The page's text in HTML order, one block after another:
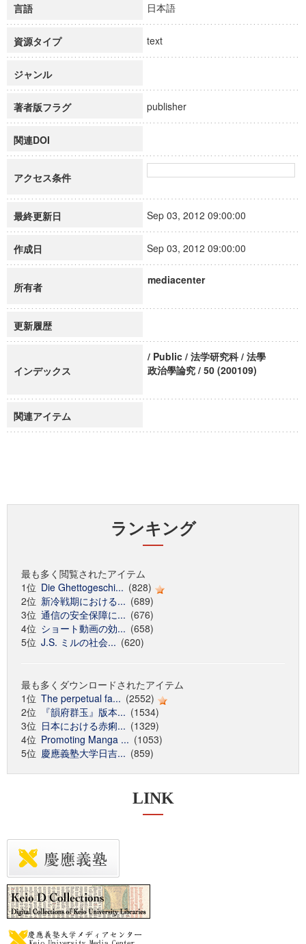
言語 日本語
資源タイプ text
ジャンル
著者版フラグ publisher
関連DOI
アクセス条件
最終更新日 Sep 03, 2012 09:00:00
作成日 Sep 03, 2012 09:00:00
所有者
mediacenter
更新履歴
インデックス
/ Public / 法学研究科 / 法學
政治學論究 / 50 (200109)
関連アイテム
ランキング
最も多く閲覧されたアイテム
1位 Die Ghettogeschi... (828)
2位 新冷戦期における... (689)
3位 通信の安全保障に... (676)
4位 ショート動画の効... (658)
5位 J.S. ミルの社会... (620)
最も多くダウンロードされたアイテム
1位 The perpetual fa... (2552)
2位
『韻府群玉』版本... (1534)
3位 日本における赤痢... (1329)
4位 Promoting Manga ... (1053)
5位 慶應義塾大学日吉... (859)
LINK